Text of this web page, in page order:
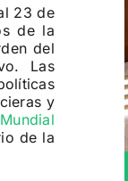
23 de
de la
del
Las
y
de la